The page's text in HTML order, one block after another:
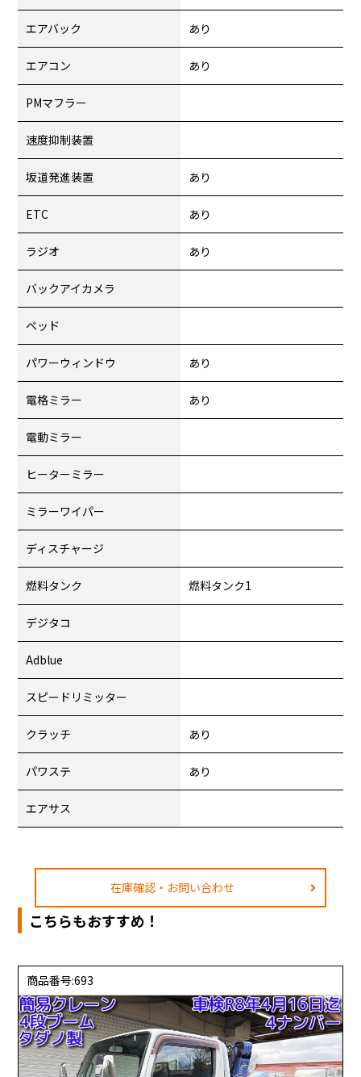
エアバック あり
エアコン あり
PMマフラー
速度抑制装置
坂道発進装置 あり
ETC あり
ラジオ あり
バックアイカメラ
ベッド
パワーウィンドウ あり
電格ミラー あり
電動ミラー
ヒーターミラー
ミラーワイパー
ディスチャージ
燃料タンク 燃料タンク1
デジタコ
Adblue
スピードリミッター
クラッチ あり
パワステ あり
エアサス
在庫確認・お問い合わせ
こちらもおすすめ！
商品番号:693